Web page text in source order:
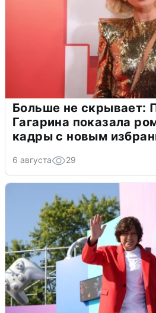
Больше не скрывает:
Гагарина показала
кадры с новым
6 августа 29